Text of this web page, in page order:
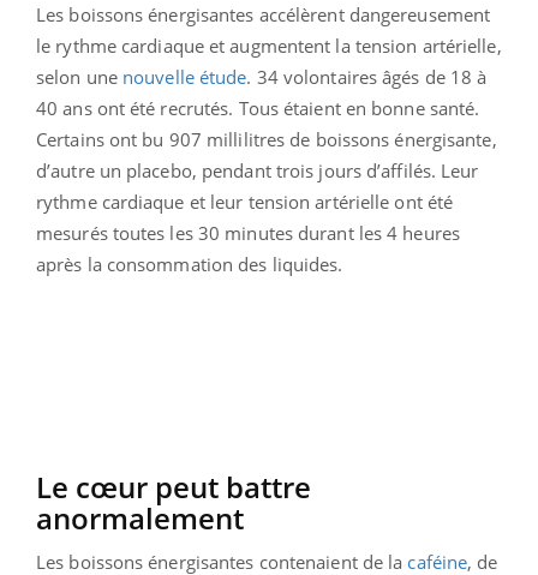
Les boissons énergisantes accélèrent dangereusement
le rythme cardiaque et augmentent la tension artérielle,
selon une nouvelle étude. 34 volontaires âgés de 18 à
40 ans ont été recrutés. Tous étaient en bonne santé.
Certains ont bu 907 millilitres de boissons énergisante,
d’autre un placebo, pendant trois jours d’affilés. Leur
rythme cardiaque et leur tension artérielle ont été
mesurés toutes les 30 minutes durant les 4 heures
après la consommation des liquides.
Le cœur peut battre
anormalement
Les boissons énergisantes contenaient de la caféine, de